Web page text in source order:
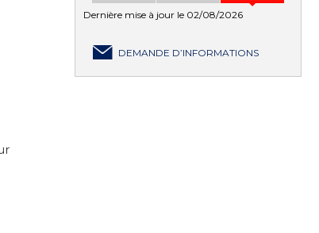
Dernière mise à jour le 02/08/2026
DEMANDE D’INFORMATIONS